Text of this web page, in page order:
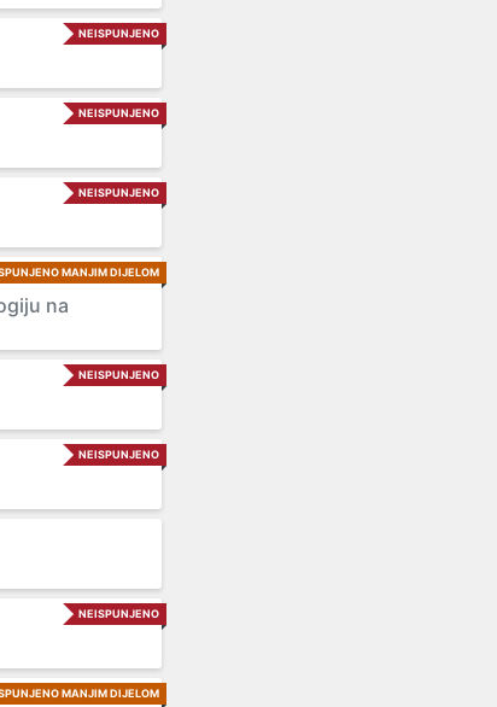
NEISPUNJENO
NEISPUNJENO
NEISPUNJENO
MANJIM DIJELOM
na
NEISPUNJENO
NEISPUNJENO
NEISPUNJENO
MANJIM DIJELOM